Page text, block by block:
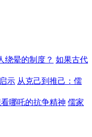
绕晕的制度？ 如果古代
示 从克己到推己：儒
哪吒的抗争精神 儒家